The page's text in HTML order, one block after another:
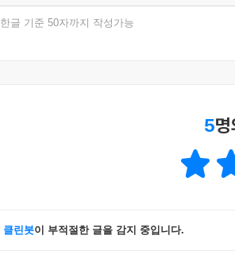
한글 기준 50자까지 작성가능
5
클린봇이 부적절한 글을 감지 중입니다.